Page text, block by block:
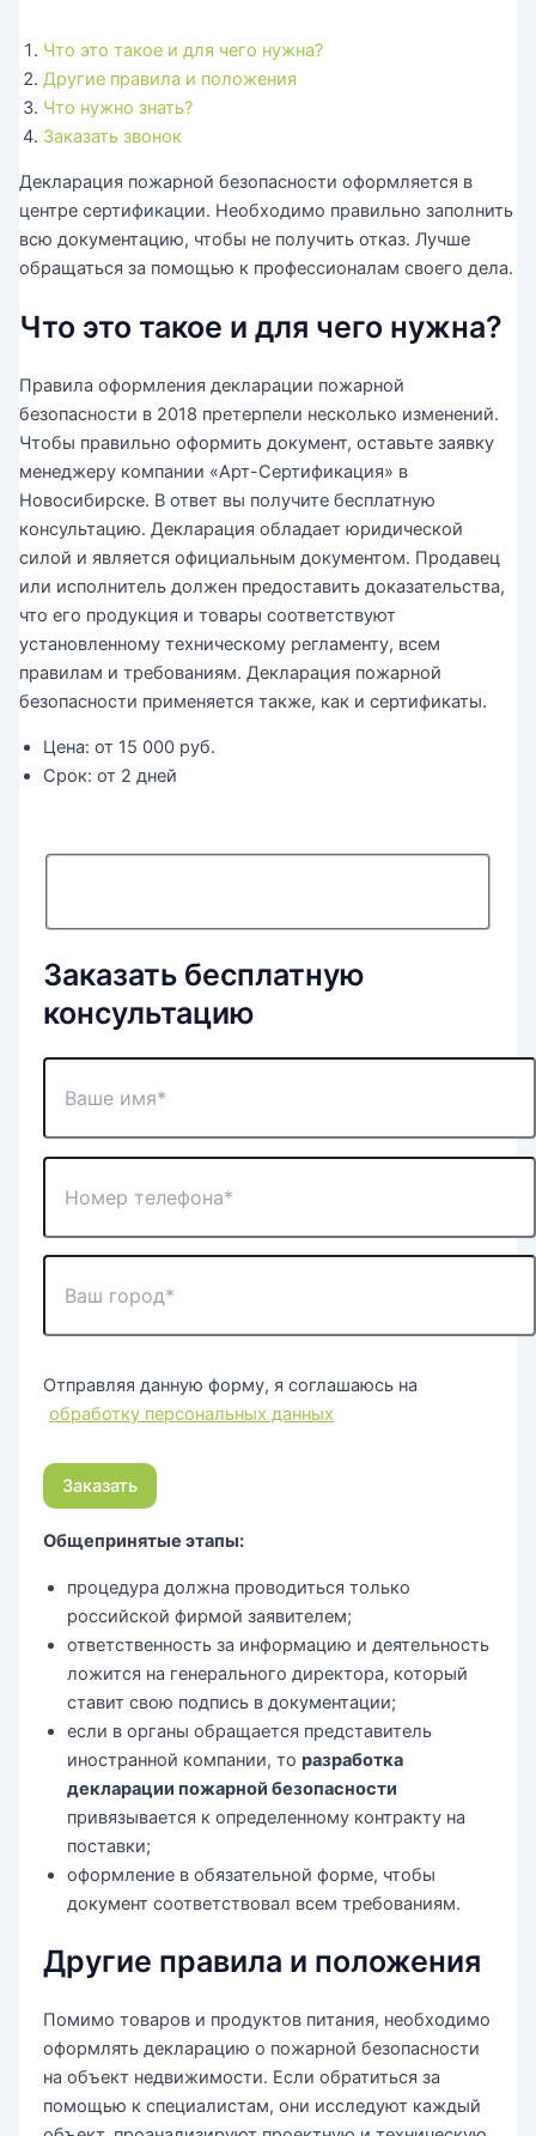
Что это такое и для чего нужна?
Другие правила и положения
Что нужно знать?
Заказать звонок
Декларация пожарной безопасности оформляется в
центре сертификации. Необходимо правильно заполнить
всю документацию, чтобы не получить отказ. Лучше
обращаться за помощью к профессионалам своего дела.
Что это такое и для чего нужна?
Правила оформления декларации пожарной
безопасности в 2018 претерпели несколько изменений.
Чтобы правильно оформить документ, оставьте заявку
менеджеру компании «Арт-Сертификация» в
Новосибирске. В ответ вы получите бесплатную
консультацию. Декларация обладает юридической
силой и является официальным документом. Продавец
или исполнитель должен предоставить доказательства,
что его продукция и товары соответствуют
установленному техническому регламенту, всем
правилам и требованиям. Декларация пожарной
безопасности применяется также, как и сертификаты.
Цена: от 15 000 руб.
Срок: от 2 дней
Заказать бесплатную
консультацию
Отправляя данную форму, я соглашаюсь на
обработку персональных данных
Общепринятые этапы:
процедура должна проводиться только
российской фирмой заявителем;
ответственность за информацию и деятельность
ложится на генерального директора, который
ставит свою подпись в документации;
если в органы обращается представитель
иностранной компании, то разработка
декларации пожарной безопасности
привязывается к определенному контракту на
поставки;
оформление в обязательной форме, чтобы
документ соответствовал всем требованиям.
Другие правила и положения
Помимо товаров и продуктов питания, необходимо
оформлять декларацию о пожарной безопасности
на объект недвижимости. Если обратиться за
помощью к специалистам, они исследуют каждый